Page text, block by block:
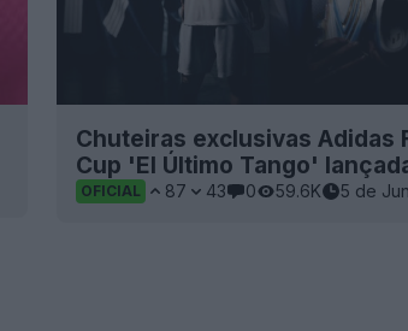
Chuteiras exclusivas Adidas
Cup 'El Último Tango'
OFICIAL 87 43 0 59.6K 5 de